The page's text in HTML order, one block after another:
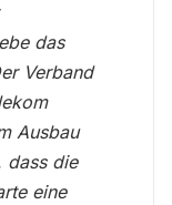
das
Verband
Ausbau
dass die
eine